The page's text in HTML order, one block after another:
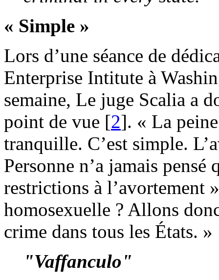
« Simple »
Lors d’une séance de
Enterprise Intitute à
semaine, Le juge Scalia a
point de vue [2]. « La
tranquille. C’est simple.
Personne n’a jamais
restrictions à l’avortement
homosexuelle ? Allons
crime dans tous les États. »
"Vaffanculo"